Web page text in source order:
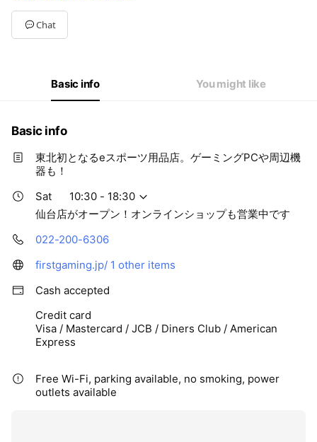
Chat
Basic info You might like
Basic info
東北初となるeスポーツ用品店。ゲーミングPCや周辺機
器も！
Sat
10:30 - 18:30
仙台店がオープン！オンラインショップも営業中です
022-200-6306
firstgaming.jp/ 1 other items
Cash accepted
Credit card
Visa / Mastercard / JCB / Diners Club / American
Express
Free Wi-Fi, parking available, no smoking, power
outlets available